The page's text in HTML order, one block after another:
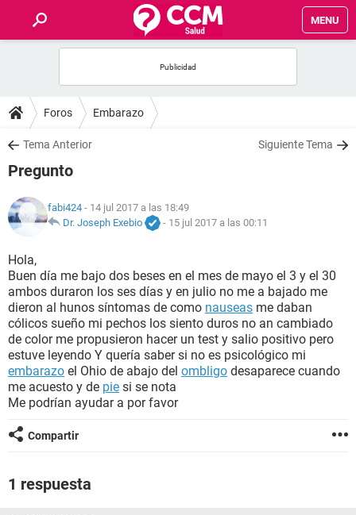
MENU
FOROS
SALUD
FAMILIA
NUTRICIÓN
BIENESTAR
SEXUALIDAD
GLOSARIO
Foros Embarazo
Tema Anterior Siguiente Tema
Pregunto
fabi424 - 14 jul 2017 a las 18:49
Dr. Joseph Exebio
- 15 jul 2017 a las 00:11
Hola,
Buen día me bajo dos beses en el mes de mayo el 3 y el 30
ambos duraron los ses días y en julio no me a bajado me
dieron al hunos síntomas de como nauseas me daban
cólicos sueño mi pechos los siento duros no an cambiado
de color me propusieron hacer un test y salio positivo pero
estuve leyendo Y quería saber si no es psicológico mi
embarazo el Ohio de abajo del ombligo desaparece cuando
me acuesto y de pie si se nota
Me podrían ayudar a por favor
Compartir
1 respuesta